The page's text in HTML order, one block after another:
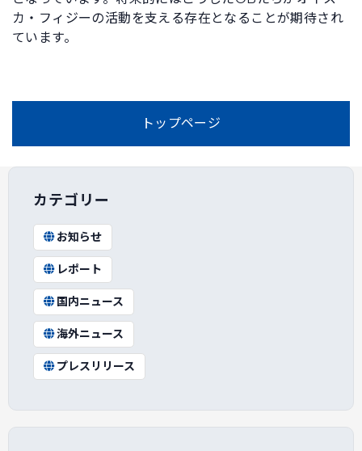
カ・フィジーの活動を支える存在となることが期待され
ています。
トップページ
カテゴリー
お知らせ
レポート
国内ニュース
海外ニュース
プレスリリース